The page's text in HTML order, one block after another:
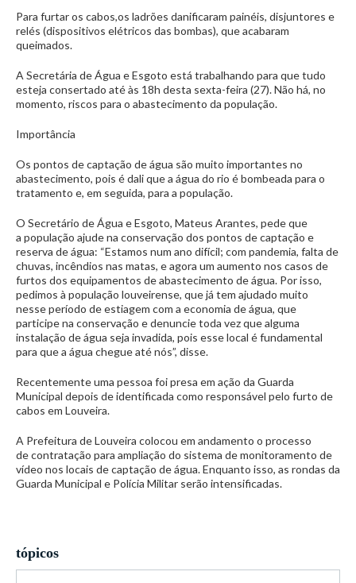
Para furtar os cabos,os ladrões danificaram painéis, disjuntores e
relés (dispositivos elétricos das bombas), que acabaram
queimados.
A Secretária de Água e Esgoto está trabalhando para que tudo
esteja consertado até às 18h desta sexta-feira (27). Não há, no
momento, riscos para o abastecimento da população.
Importância
Os pontos de captação de água são muito importantes no
abastecimento, pois é dali que a água do rio é bombeada para o
tratamento e, em seguida, para a população.
O Secretário de Água e Esgoto, Mateus Arantes, pede que
a população ajude na conservação dos pontos de captação e
reserva de água: “Estamos num ano difícil; com pandemia, falta de
chuvas, incêndios nas matas, e agora um aumento nos casos de
furtos dos equipamentos de abastecimento de água. Por isso,
pedimos à população louveirense, que já tem ajudado muito
nesse período de estiagem com a economia de água, que
participe na conservação e denuncie toda vez que alguma
instalação de água seja invadida, pois esse local é fundamental
para que a água chegue até nós”, disse.
Recentemente uma pessoa foi presa em ação da Guarda
Municipal depois de identificada como responsável pelo furto de
cabos em Louveira.
A Prefeitura de Louveira colocou em andamento o processo
de contratação para ampliação do sistema de monitoramento de
vídeo nos locais de captação de água. Enquanto isso, as rondas da
Guarda Municipal e Polícia Militar serão intensificadas.
tópicos